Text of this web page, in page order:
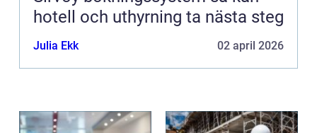
hotell och uthyrning ta nästa steg
Julia Ekk 02 april 2026